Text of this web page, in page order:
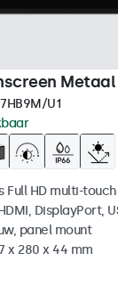
U1
Full HD multi-
DisplayPort,
panel mount
x 280 x 44 mm